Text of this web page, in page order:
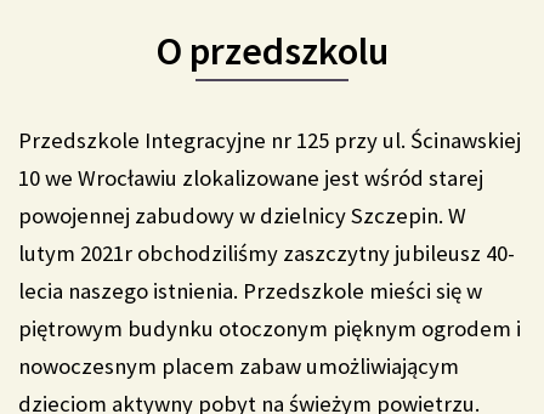
O przedszkolu
Przedszkole Integracyjne nr 125 przy ul. Ścinawskiej
10 we Wrocławiu zlokalizowane jest wśród starej
powojennej zabudowy w dzielnicy Szczepin. W
lutym 2021r obchodziliśmy zaszczytny jubileusz 40-
lecia naszego istnienia. Przedszkole mieści się w
piętrowym budynku otoczonym pięknym ogrodem i
nowoczesnym placem zabaw umożliwiającym
dzieciom aktywny pobyt na świeżym powietrzu.